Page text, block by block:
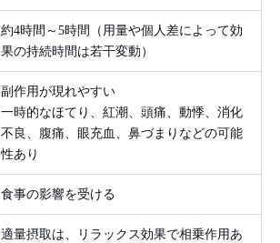
約4時間～5時間（用量や個人差によって効
果の持続時間は若干変動）
副作用が現れやすい
一時的なほてり、紅潮、頭痛、動悸、消化
不良、腹痛、眼充血、鼻づまりなどの可能
性あり
食事の影響を受ける
適量摂取は、リラックス効果で相乗作用あ